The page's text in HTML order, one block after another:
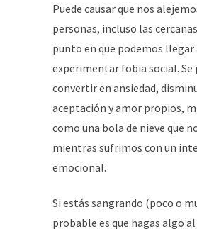
Puede causar que nos
personas, incluso las
punto en que podemos llegar
experimentar fobia social. Se
convertir en ansiedad,
aceptación y amor propios,
como una bola de nieve que
mientras sufrimos con un
emocional.
Si estás sangrando (poco o
probable es que hagas algo